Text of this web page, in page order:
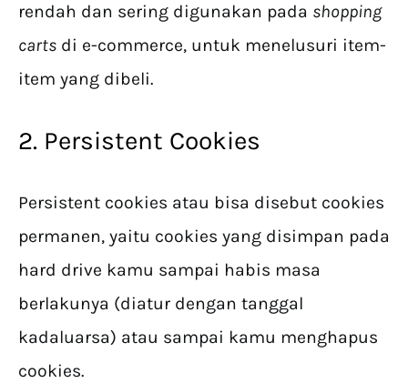
rendah dan sering digunakan pada shopping
carts di e-commerce, untuk menelusuri item-
item yang dibeli.
2. Persistent Cookies
Persistent cookies atau bisa disebut cookies
permanen, yaitu cookies yang disimpan pada
hard drive kamu sampai habis masa
berlakunya (diatur dengan tanggal
kadaluarsa) atau sampai kamu menghapus
cookies.